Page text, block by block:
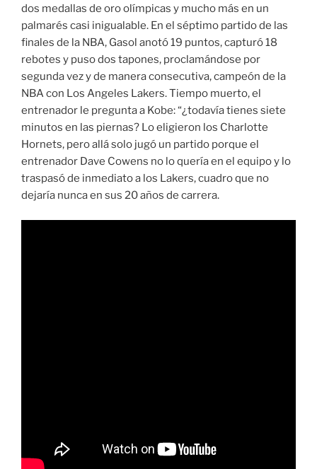
dos medallas de oro olímpicas y mucho más en un
palmarés casi inigualable. En el séptimo partido de las
finales de la NBA, Gasol anotó 19 puntos, capturó 18
rebotes y puso dos tapones, proclamándose por
segunda vez y de manera consecutiva, campeón de la
NBA con Los Angeles Lakers. Tiempo muerto, el
entrenador le pregunta a Kobe: “¿todavía tienes siete
minutos en las piernas? Lo eligieron los Charlotte
Hornets, pero allá solo jugó un partido porque el
entrenador Dave Cowens no lo quería en el equipo y lo
traspasó de inmediato a los Lakers, cuadro que no
dejaría nunca en sus 20 años de carrera.